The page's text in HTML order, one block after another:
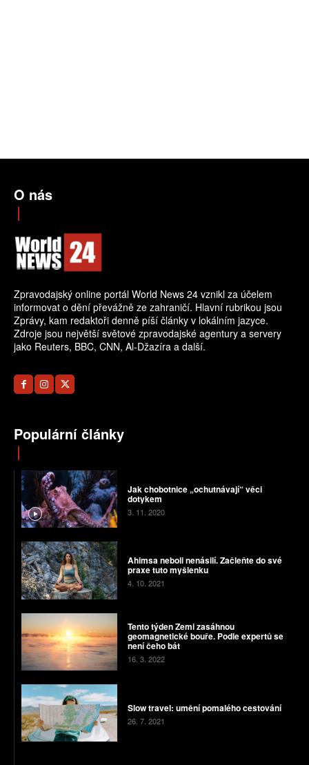
O nás
Zpravodajský online portál World News 24 vznikl za účelem
informovat o dění převážně ze zahraničí. Hlavní rubrikou jsou
Zprávy, kam redaktoři denně píší články v lokálním jazyce.
Zdroje jsou největší světové zpravodajské agentury a servery
jako Reuters, BBC, CNN, Al-Džazíra a další.
Populární články
Jak chobotnice „ochutnávají“ věci
dotykem
3. 11. 2020
Ahimsa neboli nenásilí. Začleňte do své
praxe tuto myšlenku
4. 10. 2021
Tento týden Zemi zasáhnou
geomagnetické bouře. Podle expertů se
není čeho bát
16. 3. 2022
Slow travel: umění pomalého cestování
26. 7. 2021